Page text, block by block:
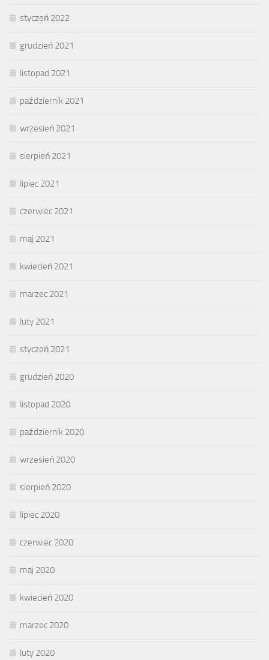
styczeń 2022
grudzień 2021
listopad 2021
październik 2021
wrzesień 2021
sierpień 2021
lipiec 2021
czerwiec 2021
maj 2021
kwiecień 2021
marzec 2021
luty 2021
styczeń 2021
grudzień 2020
listopad 2020
październik 2020
wrzesień 2020
sierpień 2020
lipiec 2020
czerwiec 2020
maj 2020
kwiecień 2020
marzec 2020
luty 2020